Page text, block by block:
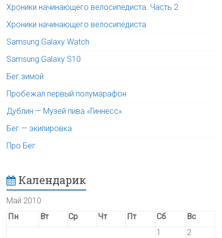
Хроники начинающего велосипедиста. Часть 2
Хроники начинающего велосипедиста
Samsung Galaxy Watch
Samsung Galaxy S10
Бег зимой
Пробежал первый полумарафон
Дублин — Музей пива «Гиннесс»
Бег — экипировка
Про Бег
Календарик
Май 2010
Пн
Вт Ср Чт Пт Сб
Вс
1
2